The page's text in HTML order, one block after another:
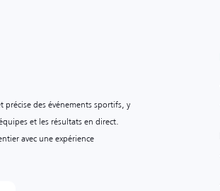
des événements sportifs, y
et les résultats en direct.
avec une expérience